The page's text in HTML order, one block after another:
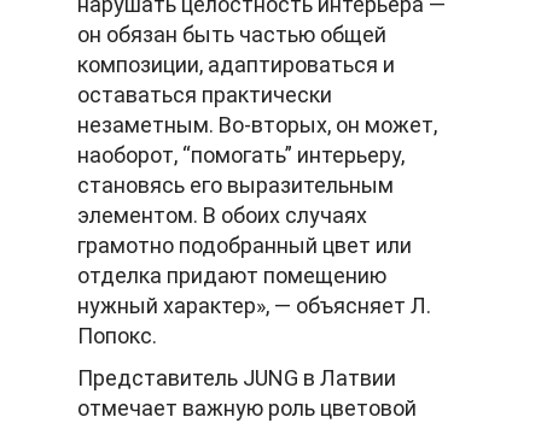
он обязан быть частью общей
композиции, адаптироваться и
оставаться практически
незаметным. Во-вторых, он может,
наоборот, “помогать” интерьеру,
становясь его выразительным
элементом. В обоих случаях
грамотно подобранный цвет или
отделка придают помещению
нужный характер», — объясняет Л.
Попокс.
Представитель JUNG в Латвии
отмечает важную роль цветовой